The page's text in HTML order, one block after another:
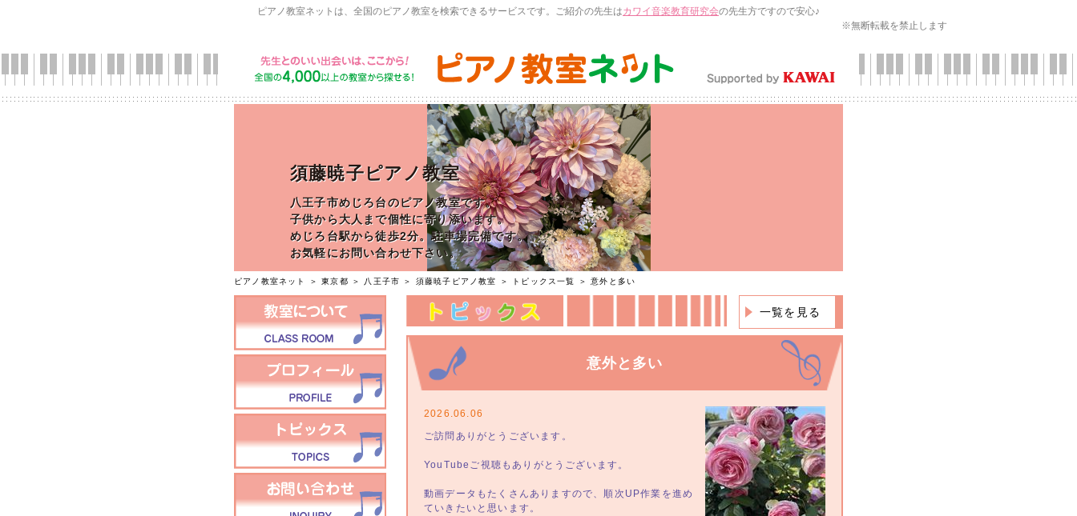
ピアノ教室ネットは、全国のピアノ教室を検索できるサービスです。ご紹介の先生はカワイ音楽教育研究会の先生方ですので安心♪
※無断転載を禁止します
須藤暁子ピアノ教室
八王子市めじろ台のピアノ教室です。
子供から大人まで個性に寄り添います。
めじろ台駅から徒歩2分。駐車場完備です。
お気軽にお問い合わせ下さい。
ピアノ教室ネット ＞東京都 ＞ 八王子市 ＞ 須藤暁子ピアノ教室 ＞ トピックス一覧 ＞ 意外と多い
一覧を見る
意外と多い
2026.06.06
ご訪問ありがとうございます。
YouTubeご視聴もありがとうございます。
動画データもたくさんありますので、順次UP作業を進め
ていきたいと思います。